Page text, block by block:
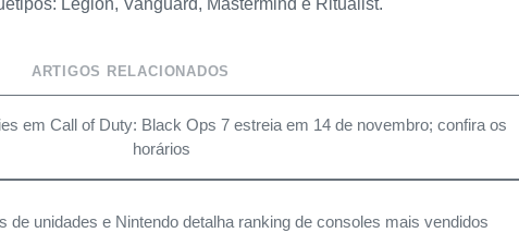
Legion, Vanguard, Mastermind e Ritualist.
ARTIGOS RELACIONADOS
em Call of Duty: Black Ops 7 estreia em 14 de novembro; confira os
horários
de unidades e Nintendo detalha ranking de consoles mais vendidos